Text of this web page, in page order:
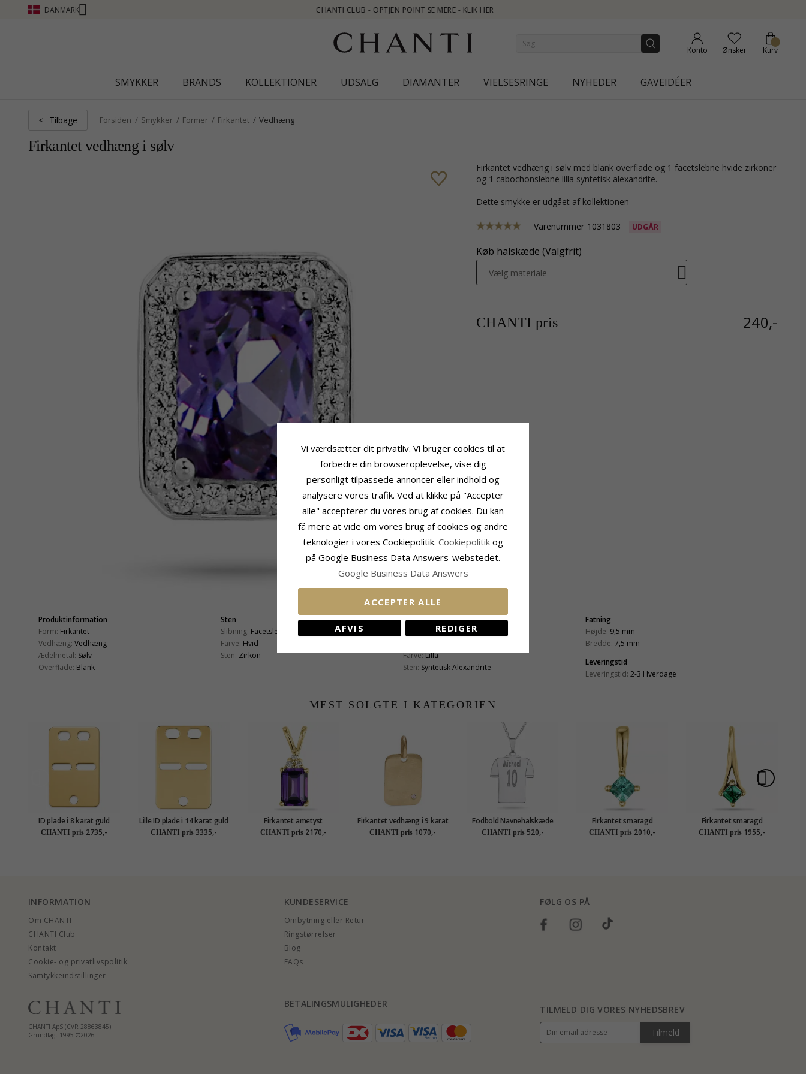
DANMARK CHANTI CLUB - OPTJEN POINT SE MERE - KLIK HER
Konto Ønsker Kurv
SMYKKER BRANDS KOLLEKTIONER UDSALG DIAMANTER VIELSESRINGE NYHEDER GAVEIDÉER
< Tilbage Forsiden Smykker Former Firkantet Vedhæng
Firkantet vedhæng i sølv
firkantet vedhæng i sølv med blank overflade og 1 facetslebne hvide zirkoner
og 1 cabochonslebne lilla syntetisk alexandrite.
Dette smykke er udgået af kollektionen
Varenummer 1031803 UDGÅR
Køb halskæde (Valgfrit)
Vælg materiale
CHANTI pris 240,-
Produktinformation
Form: Firkantet
Vedhæng: Vedhæng
Ædelmetal: Sølv
Overflade: Blank
Sten
Slibning: Facetsleben
Farve: Hvid
Sten: Zirkon
Sten
Farve:Lilla
Sten: Syntetisk Alexandrite
Fatning
Højde: 9,5 mm
Bredde: 7,5 mm
Leveringstid
Leveringstid: 2-3 Hverdage
MEST SOLGTE I KATEGORIEN
ID plade i 8 karat guld
CHANTI pris 2735,-
Lille ID plade i 14 karat guld
CHANTI pris 3335,-
Firkantet ametyst
diamantvedhæng i 9 karat
guld 0,03 ct 1,00 ct
CHANTI pris 2170,-
Firkantet vedhæng i 9 karat
guld 0,005 ct
CHANTI pris 1070,-
Fodbold Navnehalskæde
med vedhæng i sølv - My
Letter
CHANTI pris 520,-
Firkantet smaragd
vedhæng i 9 karat guld 0,13
ct
CHANTI pris 2010,-
Firkantet smaragd
vedhæng i 9 karat guld 0,11
ct
CHANTI pris 1955,-
INFORMATION
Om CHANTI
CHANTI Club
Kontakt
Cookie- og privatlivspolitik
Samtykkeindstillinger
KUNDESERVICE
Ombytning eller Retur
Ringstørrelser
Blog
FAQs
FØLG OS PÅ
CHANTI ApS (CVR 28863845)
Grundlagt 1995 ©2026
BETALINGSMULIGHEDER
TILMELD DIG VORES NYHEDSBREV
Tilmeld
Vi værdsætter dit privatliv. Vi bruger cookies til at
forbedre din browseroplevelse, vise dig
personligt tilpassede annoncer eller indhold og
analysere vores trafik. Ved at klikke på "Accepter
alle" accepterer du vores brug af cookies. Du kan
få mere at vide om vores brug af cookies og andre
teknologier i vores Cookiepolitik. Cookiepolitik og
på Google Business Data Answers-webstedet.
Google Business Data Answers
ACCEPTER ALLE
AFVIS REDIGER